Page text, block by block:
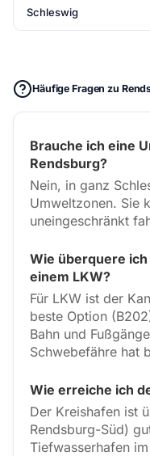
Schleswig
Häufige Fragen zu
Brauche ich eine
Rendsburg?
Nein, in ganz
Umweltzonen. Sie
uneingeschränkt
Wie überquere
einem LKW?
Für LKW ist der
beste Option
Bahn und
Schwebefähre hat
Wie erreiche ich
Der Kreishafen ist
Rendsburg-Süd)
Tiefwasserhafen